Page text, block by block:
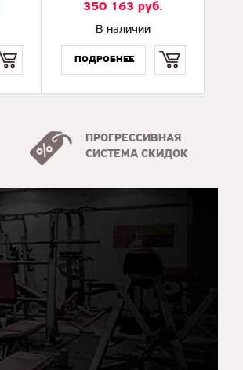
350 163 руб.
В наличии
ПРОГРЕССИВНАЯ
СИСТЕМА СКИДОК